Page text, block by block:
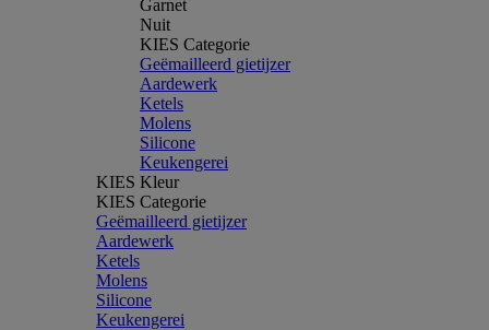
Garnet
Nuit
KIES Categorie
Geëmailleerd gietijzer
Aardewerk
Ketels
Molens
Silicone
Keukengerei
KIES Kleur
KIES Categorie
Geëmailleerd gietijzer
Aardewerk
Ketels
Molens
Silicone
Keukengerei